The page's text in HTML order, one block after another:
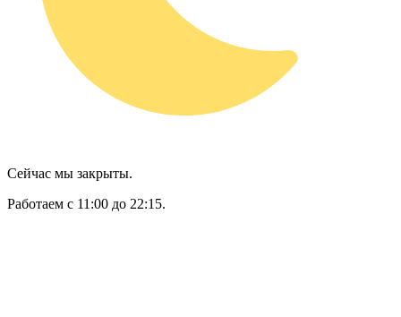
Сейчас мы закрыты.
Работаем с 11:00 до 22:15.